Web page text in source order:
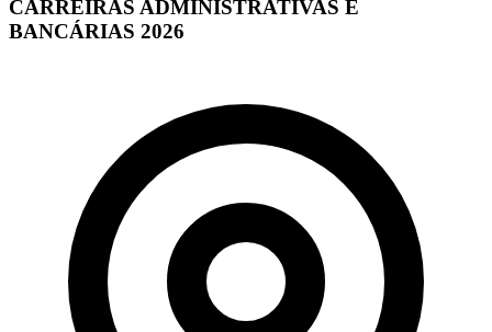
CARREIRAS ADMINISTRATIVAS E
BANCÁRIAS 2026